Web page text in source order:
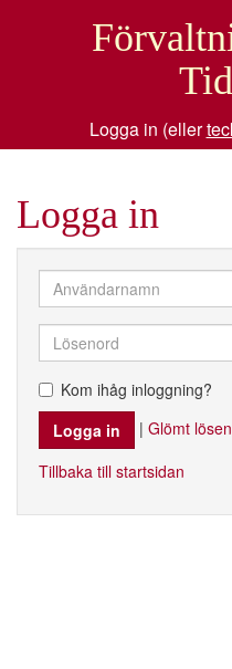
Logga in (eller
Logga in
Kom ihåg inloggning?
| Glömt
Tillbaka till startsidan